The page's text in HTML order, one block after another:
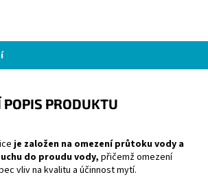
PRODUKTU
je založen na omezení průtoku vody a
do proudu vody, přičemž omezení
vliv na kvalitu a účinnost mytí.